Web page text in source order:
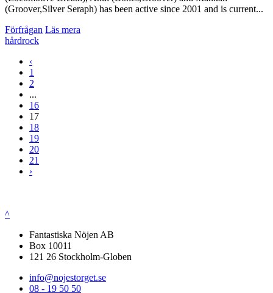
(Groover,Silver Seraph) has been active since 2001 and is current...
Förfrågan Läs mera
hårdrock
‹
1
2
...
16
17
18
19
20
21
›
^
Fantastiska Nöjen AB
Box 10011
121 26 Stockholm-Globen
info@nojestorget.se
08 - 19 50 50